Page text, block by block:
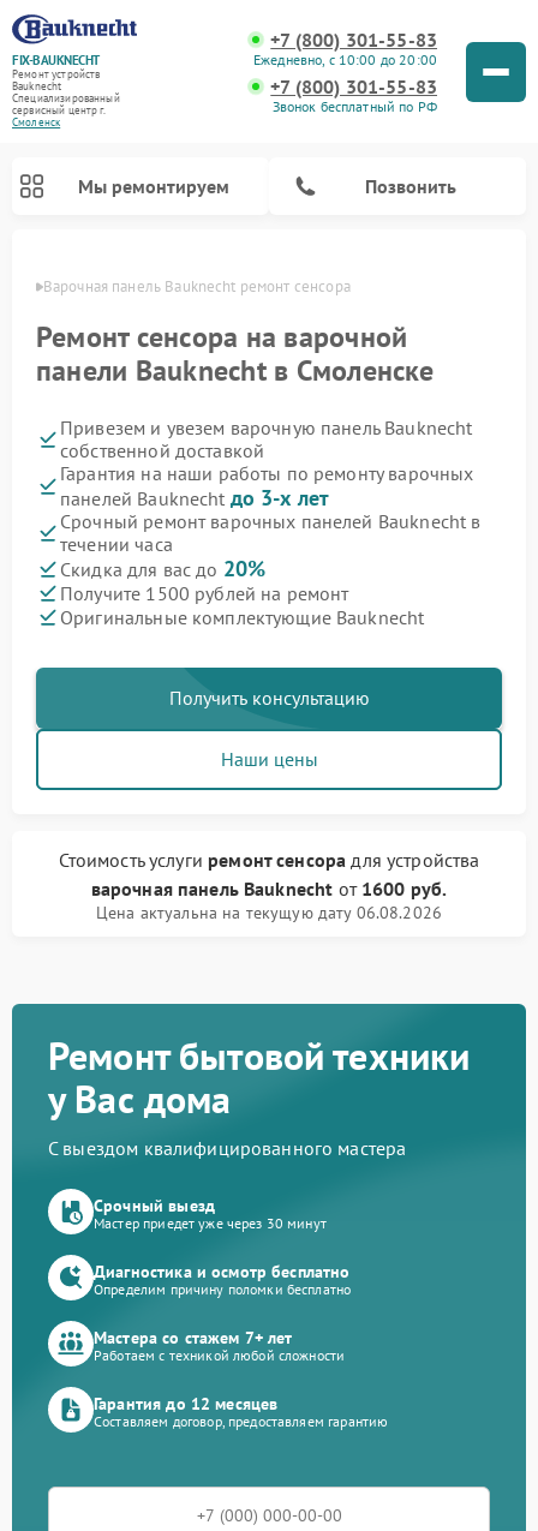
FIX-BAUKNECHT
Ремонт устройств
Bauknecht
Специализированный
cервисный центр г.
Смоленск
+7 (800) 301-55-83
Ежедневно, с 10:00 до 20:00
+7 (800) 301-55-83
Звонок бесплатный по РФ
Мы ремонтируем Позвонить
Варочная панель Bauknecht ремонт сенсора
Ремонт сенсора на варочной
панели Bauknecht в Смоленске
Привезем и увезем варочную панель Bauknecht
собственной доставкой
Гарантия на наши работы по ремонту варочных
панелей Bauknecht до 3-х лет
Срочный ремонт варочных панелей Bauknecht в
течении часа
Скидка для вас до 20%
Получите 1500 рублей на ремонт
Оригинальные комплектующие Bauknecht
Получить консультацию
Наши цены
Стоимость услуги ремонт сенсора для устройства
варочная панель Bauknecht от 1600 руб.
Цена актуальна на текущую дату 06.08.2026
Ремонт бытовой техники
у Вас дома
С выездом квалифицированного мастера
Срочный выезд
Мастер приедет уже через 30 минут
Диагностика и осмотр бесплатно
Определим причину поломки бесплатно
Мастера со стажем 7+ лет
Работаем с техникой любой сложности
Гарантия до 12 месяцев
Составляем договор, предоставляем гарантию